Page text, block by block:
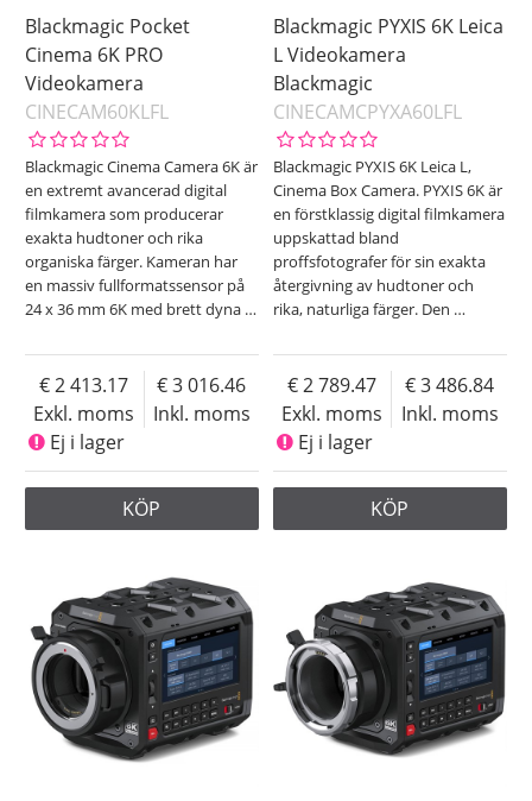
Blackmagic Pocket
Cinema 6K PRO
Videokamera
CINECAM60KLFL
Blackmagic Cinema Camera 6K är
en extremt avancerad digital
filmkamera som producerar
exakta hudtoner och rika
organiska färger. Kameran har
en massiv fullformatssensor på
24 x 36 mm 6K med brett dyna …
Exkl. moms
2 413.17
Inkl. moms
3 016.46
Ej i lager
KÖP
Blackmagic PYXIS 6K Leica
L Videokamera
Blackmagic
CINECAMCPYXA60LFL
Blackmagic PYXIS 6K Leica L,
Cinema Box Camera. PYXIS 6K är
en förstklassig digital filmkamera
uppskattad bland
proffsfotografer för sin exakta
återgivning av hudtoner och
rika, naturliga färger. Den …
Exkl. moms
2 789.47
Inkl. moms
3 486.84
Ej i lager
KÖP